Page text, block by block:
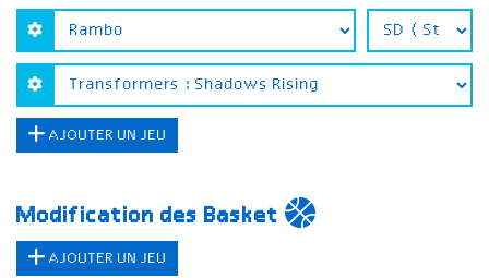
AJOUTER UN JEU
Modification des Basket
AJOUTER UN JEU